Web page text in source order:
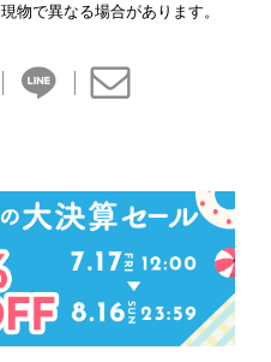
物で異なる場合があります。